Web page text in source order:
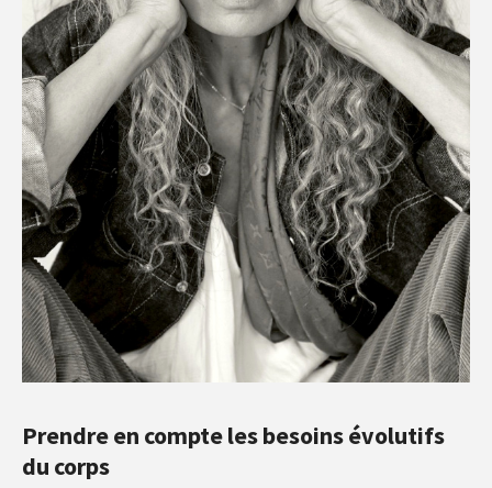
Prendre en compte les besoins évolutifs
du corps